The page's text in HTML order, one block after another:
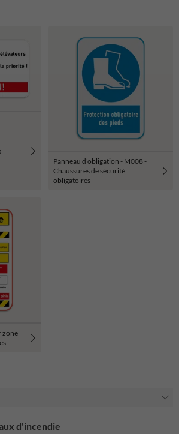
Panneau d'obligation - M008 -
Chaussures de sécurité
obligatoires
zone
d'incendie